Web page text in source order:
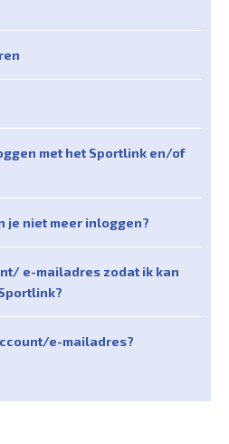
met het Sportlink en/of
je niet meer inloggen?
e-mailadres zodat ik kan
e-mailadres?